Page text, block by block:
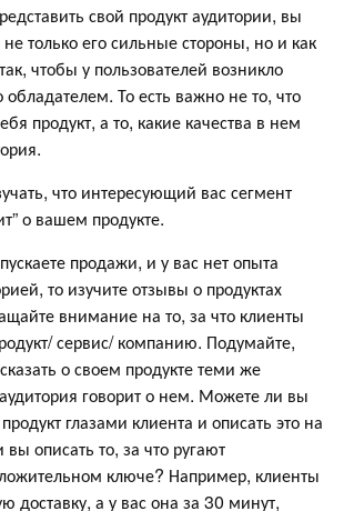
свой продукт аудитории, вы
только его сильные стороны, но и как
чтобы у пользователей возникло
обладателем. То есть важно не то, что
продукт, а то, какие качества в нем
что интересующий вас сегмент
о вашем продукте.
продажи, и у вас нет опыта
то изучите отзывы о продуктах
внимание на то, за что клиенты
сервис/ компанию. Подумайте,
о своем продукте теми же
говорит о нем. Можете ли вы
глазами клиента и описать это на
описать то, за что ругают
ключе? Например, клиенты
доставку, а у вас она за 30 минут,